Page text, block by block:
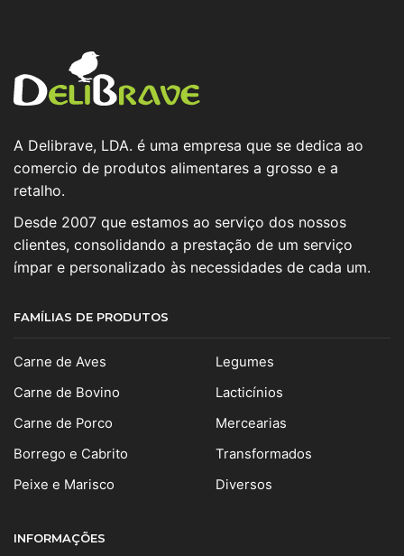
A Delibrave, LDA. é uma empresa que se dedica ao
comercio de produtos alimentares a grosso e a
retalho.
Desde 2007 que estamos ao serviço dos nossos
clientes, consolidando a prestação de um serviço
ímpar e personalizado às necessidades de cada um.
FAMÍLIAS DE PRODUTOS
Carne de Aves
Carne de Bovino
Carne de Porco
Borrego e Cabrito
Peixe e Marisco
Legumes
Lacticínios
Mercearias
Transformados
Diversos
INFORMAÇÕES